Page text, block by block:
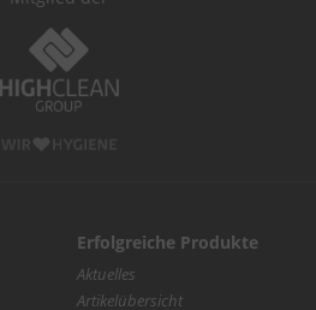
Erfolgreiche Produkte
Aktuelles
Artikelübersicht